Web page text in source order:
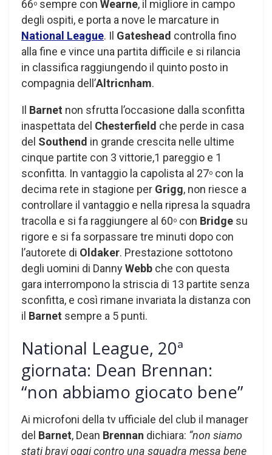
66o sempre con Wearne, il migliore in campo
degli ospiti, e porta a nove le marcature in
National League. Il Gateshead controlla fino
alla fine e vince una partita difficile e si rilancia
in classifica raggiungendo il quinto posto in
compagnia dell’Altricnham.
Il Barnet non sfrutta l’occasione dalla sconfitta
inaspettata del Chesterfield che perde in casa
del Southend in grande crescita nelle ultime
cinque partite con 3 vittorie,1 pareggio e 1
sconfitta. In vantaggio la capolista al 27o con la
decima rete in stagione per Grigg, non riesce a
controllare il vantaggio e nella ripresa la squadra
tracolla e si fa raggiungere al 60o con Bridge su
rigore e si fa sorpassare tre minuti dopo con
l’autorete di Oldaker. Prestazione sottotono
degli uomini di DannyWebb che con questa
gara interrompono la striscia di 13 partite senza
sconfitta, e così rimane invariata la distanza con
il Barnet sempre a 5 punti.
National League, 20ª
giornata: Dean Brennan:
“non abbiamo giocato bene”
Ai microfoni della tv ufficiale del club il manager
del Barnet, Dean Brennan dichiara: “non siamo
stati bravi oggi contro una squadra messa bene